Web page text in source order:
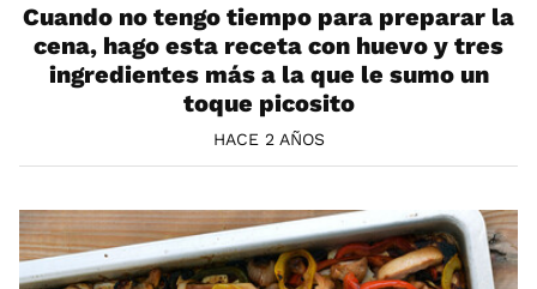
Cuando no tengo tiempo para preparar la
cena, hago esta receta con huevo y tres
ingredientes más a la que le sumo un
toque picosito
HACE 2 AÑOS